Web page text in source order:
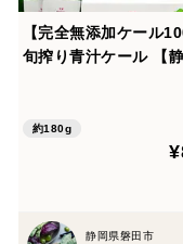
【完全無添加ケール
旬搾り青汁ケール 【
約180g
静岡県磐田市